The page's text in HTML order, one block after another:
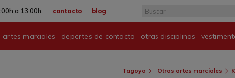
a 13:00h. contacto blog
artes marciales deportes de contacto otras disciplinas
Tagoya Otras artes marciales